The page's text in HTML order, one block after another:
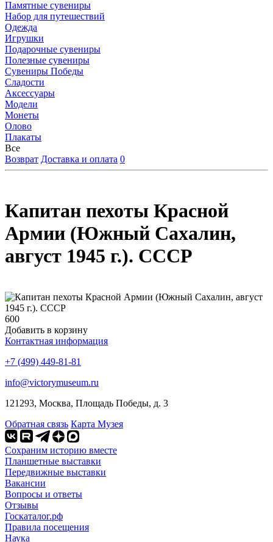
Памятные сувениры
Набор для путешествий
Одежда
Игрушки
Подарочные сувениры
Полезные сувениры
Сувениры Победы
Сладости
Аксессуары
Модели
Монеты
Олово
Плакаты
Все
Возврат Доставка и оплата 0
Капитан пехоты Красной
Армии (Южный Сахалин,
август 1945 г.). СССР
600
Добавить в корзину
Контактная информация
+7 (499) 449-81-81
info@victorymuseum.ru
121293, Москва, Площадь Победы, д. 3
Обратная связь Карта Музея
Сохраним историю вместе
Планшетные выставки
Передвижные выставки
Вакансии
Вопросы и ответы
Отзывы
Госкаталог.рф
Правила посещения
Наука